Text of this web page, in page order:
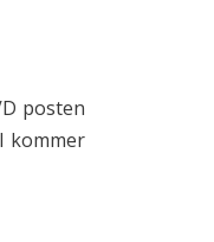
posten
kommer